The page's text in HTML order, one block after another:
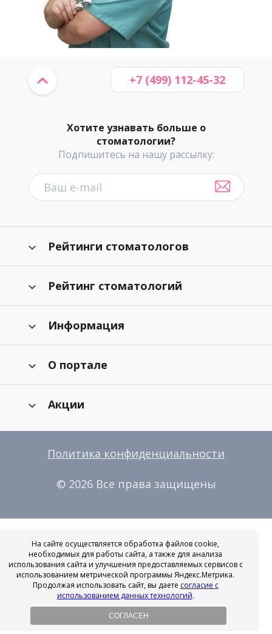
Хотите узнавать больше о
стоматологии?
Подпишитесь на нашу рассылку:
+7 (499) 112-45-32
Рейтинги стоматологов
Рейтинг стоматологий
Информация
О портале
Акции
Политика конфиденциальности
© 2026 Все права защищены
На сайте осуществляется обработка файлов cookie,
необходимых для работы сайта, а также для анализа
использования сайта и улучшения предоставляемых сервисов с
использованием метрической программы Яндекс.Метрика.
Продолжая использовать сайт, вы даете согласие с
использованием данных технологий.
СОГЛАСЕН